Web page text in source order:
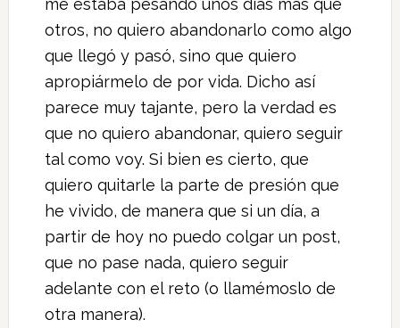
me estaba pesando unos días más que
otros, no quiero abandonarlo como algo
que llegó y pasó, sino que quiero
apropiármelo de por vida. Dicho así
parece muy tajante, pero la verdad es
que no quiero abandonar, quiero seguir
tal como voy. Si bien es cierto, que
quiero quitarle la parte de presión que
he vivido, de manera que si un día, a
partir de hoy no puedo colgar un post,
que no pase nada, quiero seguir
adelante con el reto (o llamémoslo de
otra manera).